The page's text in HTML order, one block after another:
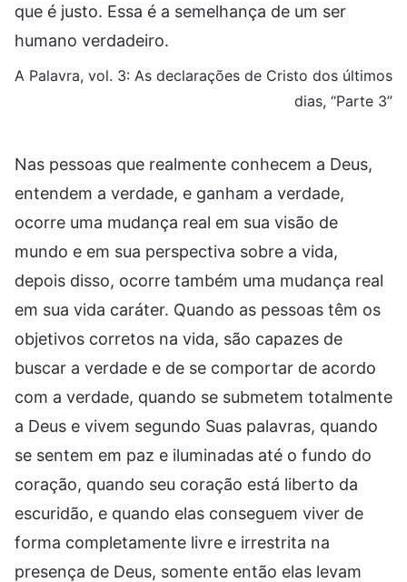
que é justo. Essa é a semelhança de um ser
humano verdadeiro.
A Palavra, vol. 3: As declarações de Cristo dos últimos
dias, “Parte 3”
Nas pessoas que realmente conhecem a Deus,
entendem a verdade, e ganham a verdade,
ocorre uma mudança real em sua visão de
mundo e em sua perspectiva sobre a vida,
depois disso, ocorre também uma mudança real
em sua vida caráter. Quando as pessoas têm os
objetivos corretos na vida, são capazes de
buscar a verdade e de se comportar de acordo
com a verdade, quando se submetem totalmente
a Deus e vivem segundo Suas palavras, quando
se sentem em paz e iluminadas até o fundo do
coração, quando seu coração está liberto da
escuridão, e quando elas conseguem viver de
forma completamente livre e irrestrita na
presença de Deus, somente então elas levam